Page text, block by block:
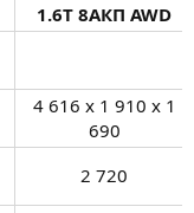
1.6T 8АКП AWD
4 616 x 1 910 x 1
690​
2 720​